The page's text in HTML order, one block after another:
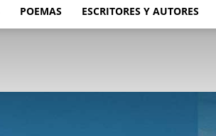
POEMAS ESCRITORES Y AUTORES